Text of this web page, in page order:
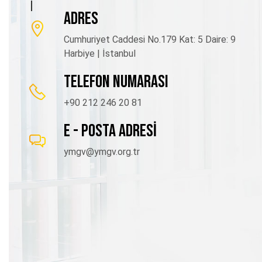
ADRES
Cumhuriyet Caddesi No.179 Kat: 5 Daire: 9
Harbiye | İstanbul
TELEFON NUMARASI
+90 212 246 20 81
E - POSTA ADRESİ
ymgv@ymgv.org.tr